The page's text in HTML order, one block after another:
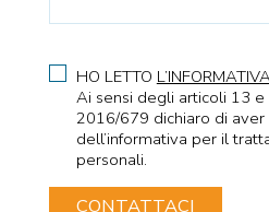
HO LETTO
Ai sensi degli articoli 13
2016/679 dichiaro di
dell’informativa per il
personali.